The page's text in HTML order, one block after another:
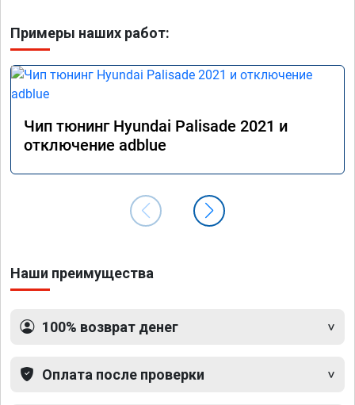
Примеры наших работ:
Чип тюнинг Hyundai Palisade 2021 и
отключение adblue
Наши преимущества
100% возврат денег
Оплата после проверки